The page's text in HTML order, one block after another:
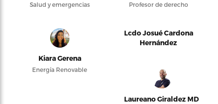
Salud y emergencias Profesor de derecho
Kiara Gerena
Energía Renovable
Lcdo Josué Cardona
Hernández
Laureano Giraldez MD